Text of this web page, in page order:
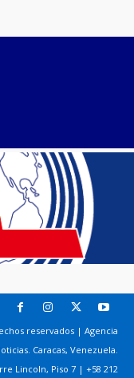
reservados | Agencia
Caracas, Venezuela.
Lincoln, Piso 7 | +58 212